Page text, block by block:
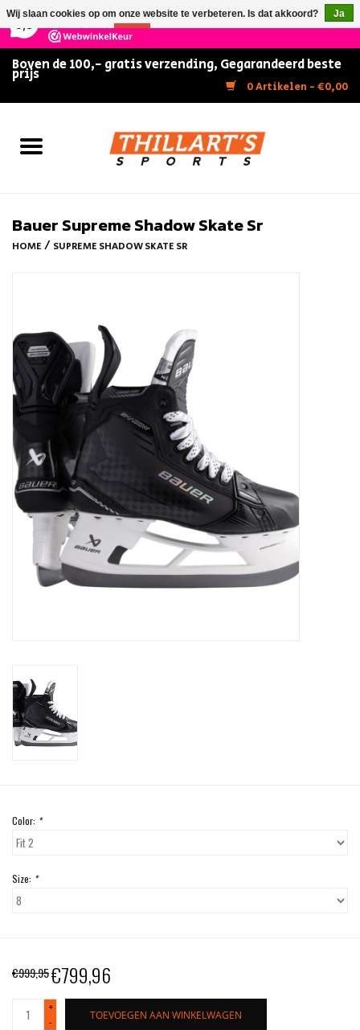
147 Reviews ×
Boven de 100,- gratis verzending, Gegarandeerd beste
prijs
0 Artikelen - €0,00
Home
FITNESS & ULTIMATE SHAPE
Schaatsen
Rolschaatsen
SALE
Merken
Gift Card
Bauer Supreme Shadow Skate Sr
HOME / SUPREME SHADOW SKATE SR
Color: *
Size: *
€999,95€799,96
+
-
TOEVOEGEN AAN WINKELWAGEN
Wij slaan cookies op om onze website te verbeteren. Is dat akkoord?
Ja
Nee